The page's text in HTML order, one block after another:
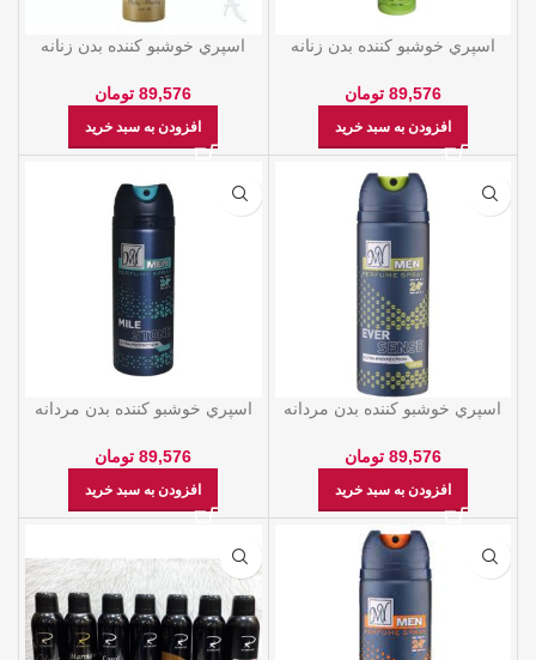
اسپري خوشبو کننده بدن زنانه
89,576 تومان
افزودن به سبد خرید
اسپري خوشبو کننده بدن زنانه
89,576 تومان
افزودن به سبد خرید
اسپري خوشبو کننده بدن مردانه
89,576 تومان
افزودن به سبد خرید
اسپري خوشبو کننده بدن مردانه
89,576 تومان
افزودن به سبد خرید